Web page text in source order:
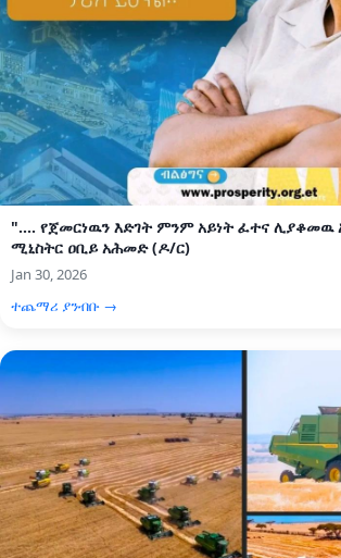
".... የጀመርነዉን እድገት ምንም አይነት ፈተና
ሚኒስትር ዐቢይ አሕመድ (ዶ/ር)
Jan 30, 2026
ተጨማሪ ያንብቡ →